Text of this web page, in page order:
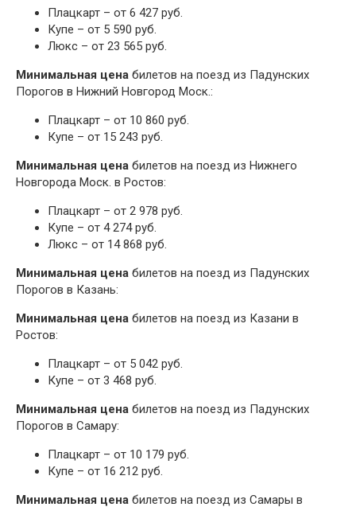
Плацкарт – от 6 427 руб.
Купе – от 5 590 руб.
Люкс – от 23 565 руб.
Минимальная цена билетов на поезд из Падунских
Порогов в Нижний Новгород Моск.:
Плацкарт – от 10 860 руб.
Купе – от 15 243 руб.
Минимальная цена билетов на поезд из Нижнего
Новгорода Моск. в Ростов:
Плацкарт – от 2 978 руб.
Купе – от 4 274 руб.
Люкс – от 14 868 руб.
Минимальная цена билетов на поезд из Падунских
Порогов в Казань:
Минимальная цена билетов на поезд из Казани в
Ростов:
Плацкарт – от 5 042 руб.
Купе – от 3 468 руб.
Минимальная цена билетов на поезд из Падунских
Порогов в Самару:
Плацкарт – от 10 179 руб.
Купе – от 16 212 руб.
Минимальная цена билетов на поезд из Самары в